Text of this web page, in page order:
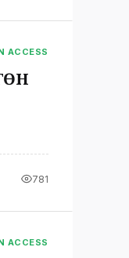
ACCESS
781
ACCESS